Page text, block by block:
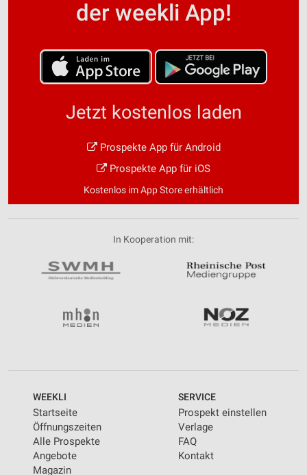
der weekli App!
Jetzt kostenlos laden
Prospekte App für Android
Prospekte App für iOS
Kostenlos im App Store erhältlich
In Kooperation mit:
WEEKLI
Startseite
Öffnungszeiten
Alle Prospekte
Angebote
Magazin
SERVICE
Prospekt einstellen
Verlage
FAQ
Kontakt